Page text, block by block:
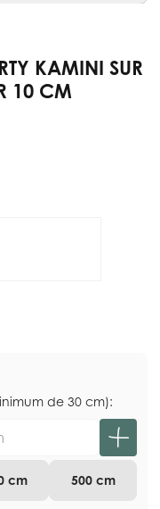
KAMINI SUR
10 CM
de 30 cm):
cm 500 cm